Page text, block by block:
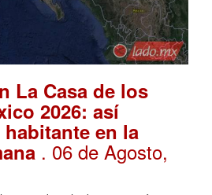
La Casa de los
2026: así
en la
. 06 de Agosto,